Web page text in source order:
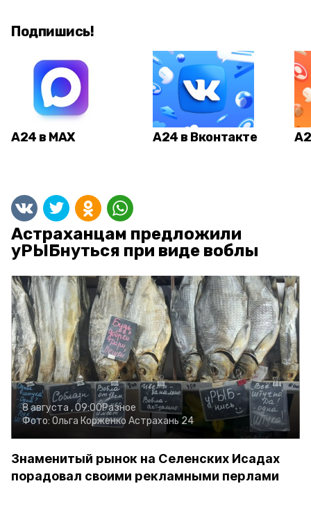
Подпишись!
А24 в MAX А24 в Вконтакте
Астраханцам предложили
уРЫБнуться при виде воблы
8 августа , 09:00Разное
Фото: Ольга Корженко Астрахань 24
Знаменитый рынок на Селенских Исадах
порадовал своими рекламными перлами